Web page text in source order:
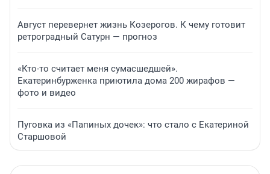
Август перевернет жизнь Козерогов. К чему готовит
ретроградный Сатурн — прогноз
«Кто-то считает меня сумасшедшей».
Екатеринбурженка приютила дома 200 жирафов —
фото и видео
Пуговка из «Папиных дочек»: что стало с Екатериной
Старшовой